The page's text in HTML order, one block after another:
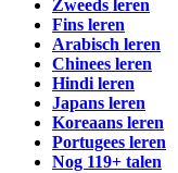
Zweeds leren
Fins leren
Arabisch leren
Chinees leren
Hindi leren
Japans leren
Koreaans leren
Portugees leren
Nog 119+ talen